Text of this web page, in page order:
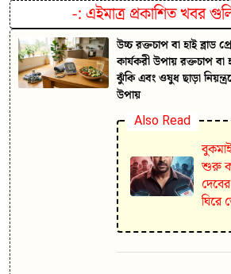
-: এইমাত্র প্রকাশিত খবর
উচ্চ রক্তচাপ বা হাই ব্লাড
কার্যকরী উপায় রক্তচাপ বা
ঝুঁকি এবং ওষুধ ছাড়া
উপায়
Also Read
শুরু
ঘিরে